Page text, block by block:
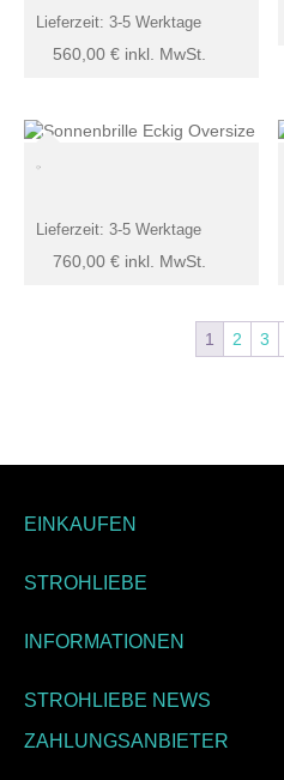
560,00 € inkl. MwSt.
Lieferzeit: 3-5 Werktage
760,00 € inkl. MwSt.
Lieferzeit: 3-5 Werktage
1 2 3
EINKAUFEN
STROHLIEBE
INFORMATIONEN
STROHLIEBE NEWS
ZAHLUNGSANBIETER